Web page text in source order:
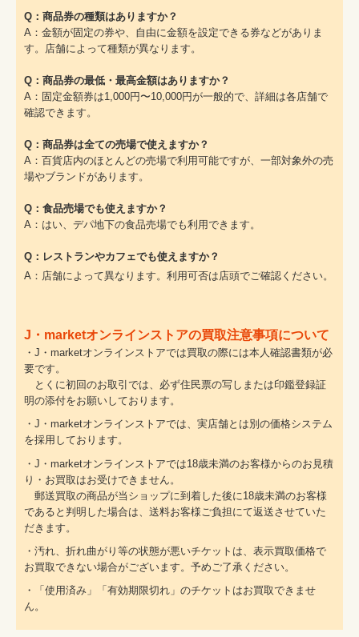
Q：商品券の種類はありますか？
A：金額が固定の券や、自由に金額を設定できる券などがありま
す。店舗によって種類が異なります。
Q：商品券の最低・最高金額はありますか？
A：固定金額券は1,000円〜10,000円が一般的で、詳細は各店舗で
確認できます。
Q：商品券は全ての売場で使えますか？
A：百貨店内のほとんどの売場で利用可能ですが、一部対象外の売
場やブランドがあります。
Q：食品売場でも使えますか？
A：はい、デパ地下の食品売場でも利用できます。
Q：レストランやカフェでも使えますか？
A：店舗によって異なります。利用可否は店頭でご確認ください。
J・marketオンラインストアの買取注意事項について
・J・marketオンラインストアでは買取の際には本人確認書類が必
要です。
とくに初回のお取引では、必ず住民票の写しまたは印鑑登録証
明の添付をお願いしております。
・J・marketオンラインストアでは、実店舗とは別の価格システム
を採用しております。
・J・marketオンラインストアでは18歳未満のお客様からのお見積
り・お買取はお受けできません。
郵送買取の商品が当ショップに到着した後に18歳未満のお客様
であると判明した場合は、送料お客様ご負担にて返送させていた
だきます。
・汚れ、折れ曲がり等の状態が悪いチケットは、表示買取価格で
お買取できない場合がございます。予めご了承ください。
・「使用済み」「有効期限切れ」のチケットはお買取できませ
ん。